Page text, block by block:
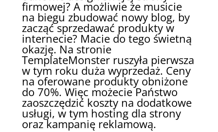
firmowej? A możliwie że musicie
na biegu zbudować nowy blog, by
zacząć sprzedawać produkty w
internecie? Macie do tego świetną
okazję. Na stronie
TemplateMonster ruszyła pierwsza
w tym roku duża wyprzedaż. Ceny
na oferowane produkty obniżone
do 70%. Więc możecie Państwo
zaoszczędzić koszty na dodatkowe
usługi, w tym hosting dla strony
oraz kampanię reklamową.